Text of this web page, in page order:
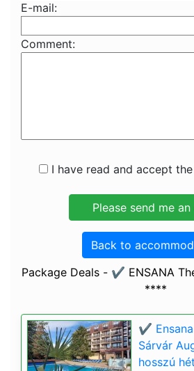
E-mail:
Comment:
I have read and accept
Back to
Package Deals - ✔️ ENSANA
****
✔️ Ensana
Sárvár
hosszú